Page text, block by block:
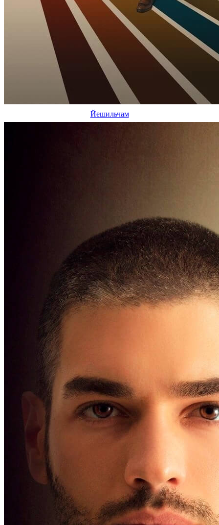
Йешильчам